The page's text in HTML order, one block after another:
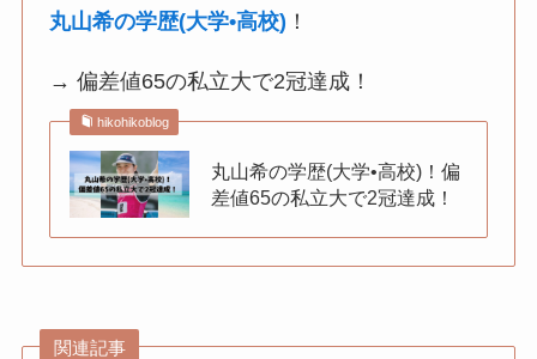
丸山希の学歴(大学•高校) ！
→ 偏差値65の私立大で2冠達成！
hikohikoblog
丸山希の学歴(大学•高校)！偏
差値65の私立大で2冠達成！
関連記事